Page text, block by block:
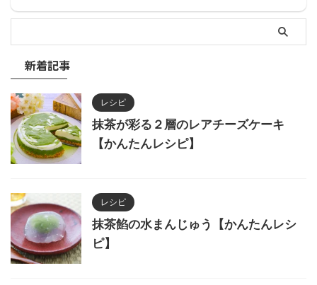
新着記事
レシピ
抹茶が彩る２層のレアチーズケーキ
【かんたんレシピ】
レシピ
抹茶餡の水まんじゅう【かんたんレシ
ピ】